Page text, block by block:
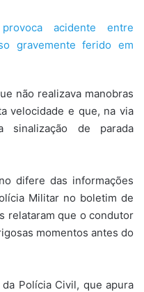
acidente entre
gravemente ferido em
não realizava manobras
velocidade e que, na via
sinalização de parada
difere das informações
Militar no boletim de
relataram que o condutor
momentos antes do
Polícia Civil, que apura